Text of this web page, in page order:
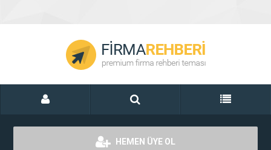
HEMEN ÜYE OL